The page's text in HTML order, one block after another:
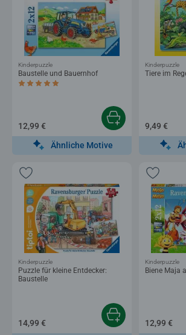
Baustelle und Bauernhof
Durchschnittliche Bewertung 5,0 von 5 Sternen.
Kinderpuzzle
12,99 €
Ähnliche Motive
Tiere im
Kinderpuzzle
9,49 €
Puzzle für kleine Entdecker:
Baustelle
Kinderpuzzle
14,99 €
Biene Maja
Kinderpuzzle
12,99 €